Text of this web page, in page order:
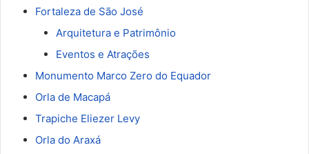
Fortaleza de São José
Arquitetura e Patrimônio
Eventos e Atrações
Monumento Marco Zero do Equador
Orla de Macapá
Trapiche Eliezer Levy
Orla do Araxá